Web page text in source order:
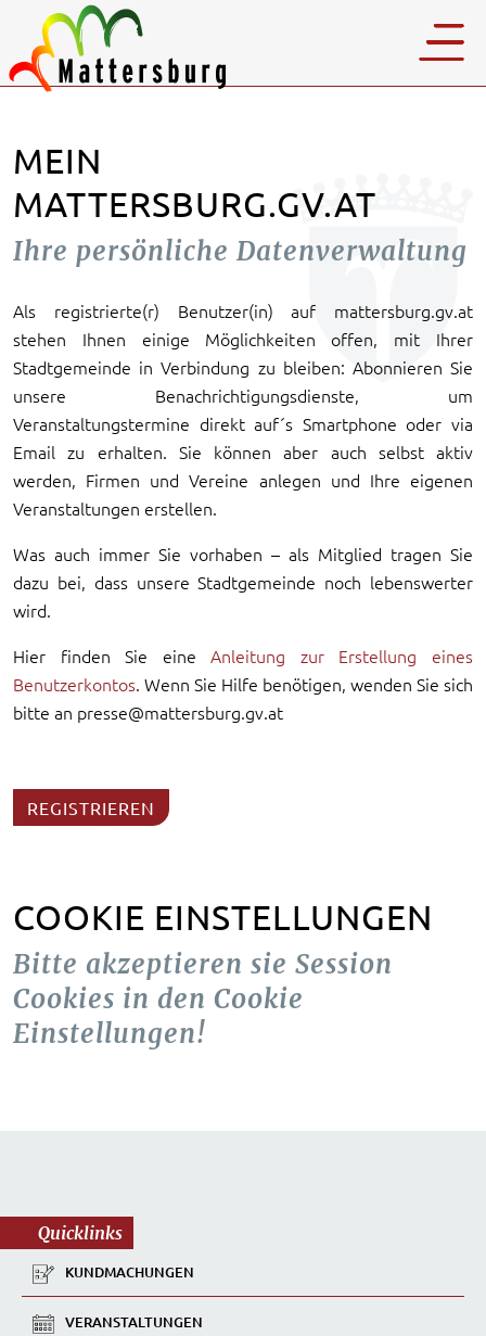
MEIN
MATTERSBURG.GV.AT
Ihre persönliche Datenverwaltung
Als registrierte(r) Benutzer(in) auf mattersburg.gv.at
stehen Ihnen einige Möglichkeiten offen, mit Ihrer
Stadtgemeinde in Verbindung zu bleiben: Abonnieren Sie
unsere Benachrichtigungsdienste, um
Veranstaltungstermine direkt auf´s Smartphone oder via
Email zu erhalten. Sie können aber auch selbst aktiv
werden, Firmen und Vereine anlegen und Ihre eigenen
Veranstaltungen erstellen.
Was auch immer Sie vorhaben – als Mitglied tragen Sie
dazu bei, dass unsere Stadtgemeinde noch lebenswerter
wird.
Hier finden Sie eineAnleitung zur Erstellung eines
Benutzerkontos. Wenn Sie Hilfe benötigen, wenden Sie sich
bitte an presse@mattersburg.gv.at
REGISTRIEREN
COOKIE EINSTELLUNGEN
Bitte akzeptieren sie Session
Cookies in den Cookie
Einstellungen!
Quicklinks
KUNDMACHUNGEN
VERANSTALTUNGEN